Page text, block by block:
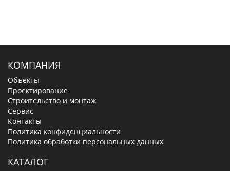
КОМПАНИЯ
Объекты
Проектирование
Строительство и монтаж
Сервис
Контакты
Политика конфиденциальности
Политика обработки персональных данных
КАТАЛОГ